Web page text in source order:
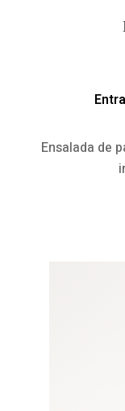
Ensalada de